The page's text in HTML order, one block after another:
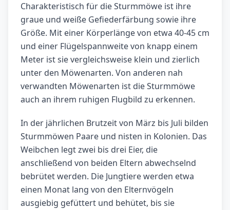
Charakteristisch für die Sturmmöwe ist ihre
graue und weiße Gefiederfärbung sowie ihre
Größe. Mit einer Körperlänge von etwa 40-45 cm
und einer Flügelspannweite von knapp einem
Meter ist sie vergleichsweise klein und zierlich
unter den Möwenarten. Von anderen nah
verwandten Möwenarten ist die Sturmmöwe
auch an ihrem ruhigen Flugbild zu erkennen.
In der jährlichen Brutzeit von März bis Juli bilden
Sturmmöwen Paare und nisten in Kolonien. Das
Weibchen legt zwei bis drei Eier, die
anschließend von beiden Eltern abwechselnd
bebrütet werden. Die Jungtiere werden etwa
einen Monat lang von den Elternvögeln
ausgiebig gefüttert und behütet, bis sie